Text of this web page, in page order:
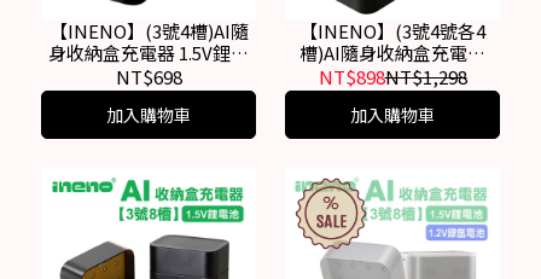
【INENO】(3號4槽)AI隨
身收納盒充電器 1.5V鋰電
池 3號/AA專用
NT$698
加入購物車
【INENO】(3號4號各4
槽)AI隨身收納盒充電器
1.5V鋰電池 3號/AA，4
號/AAA
NT$898NT$1,298
加入購物車